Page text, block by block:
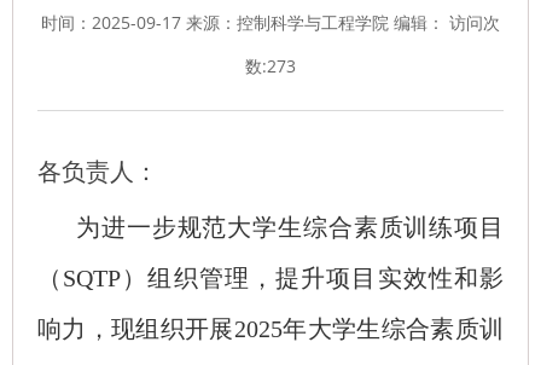
时间：2025-09-17 来源：控制科学与工程学院 编辑： 访问次
数:273
各负责人：
为进一步规范大学生综合素质训练项目
（SQTP）组织管理 ， 提升项目实效性和影
响力，现组织开展2025年大学生综合素质训